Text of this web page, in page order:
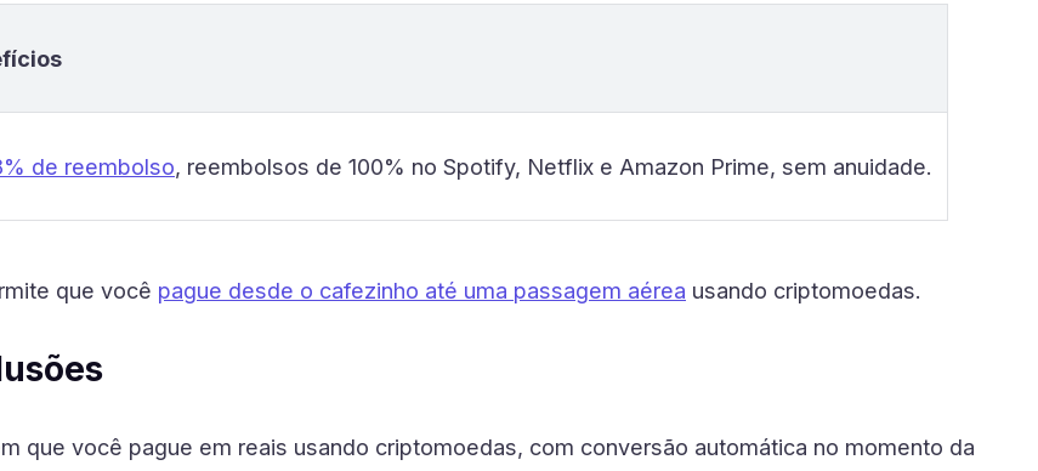
de reembolso, reembolsos de 100% no Spotify, Netflix e Amazon Prime, sem anuidade.
que você pague desde o cafezinho até uma passagem aérea usando criptomoedas.
que você pague em reais usando criptomoedas, com conversão automática no momento da